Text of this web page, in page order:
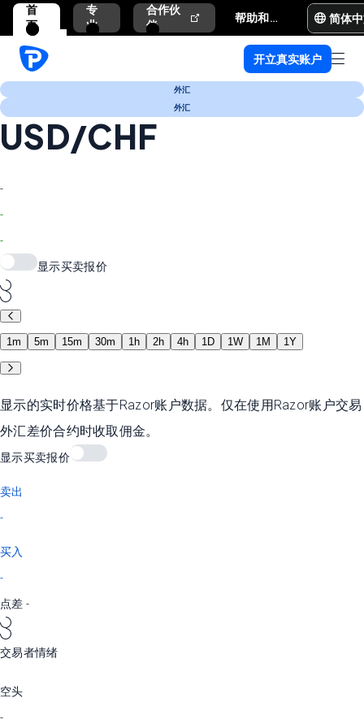
首
页
专
业
合作伙
伴
帮助和支持 简体
开立真实账户
外汇
外汇
USD/CHF
-
-
-
显示买卖报价
1m 5m 15m 30m 1h 2h 4h 1D 1W 1M 1Y
显示的实时价格基于Razor账户数据。仅在使用Razor账户交易
外汇差价合约时收取佣金。
显示买卖报价
卖出
-
买入
-
点差 -
交易者情绪
空头
-